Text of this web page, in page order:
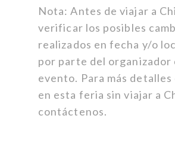
Nota: Antes de viajar a
verificar los posibles
realizados en fecha y/o
por parte del organizador
evento. Para más
en esta feria sin viajar a
contáctenos.